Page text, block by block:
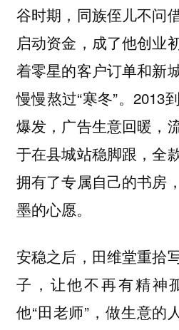
谷时期，同族侄儿不问
启动资金，成了他创业
着零星的客户订单和新
慢慢熬过“寒冬”。2013
爆发，广告生意回暖，
于在县城站稳脚跟，全
拥有了专属自己的书房
墨的心愿。
安稳之后，田维堂重拾
子，让他不再有精神
他“田老师”，做生意的